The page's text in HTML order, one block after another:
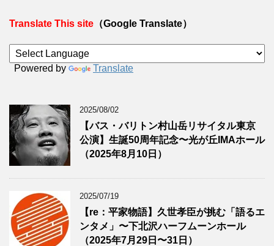
Translate This site （Google Translate）
Powered by Translate
2025/08/02
【バス・バリトン村山岳リサイタル東京
公演】生誕50周年記念〜光が丘IMAホール
（2025年8月10日）
2025/07/19
【re：平家物語】久世孝臣が挑む「語るエ
ンタメ」〜下北沢ハーフムーンホール
（2025年7月29日〜31日）